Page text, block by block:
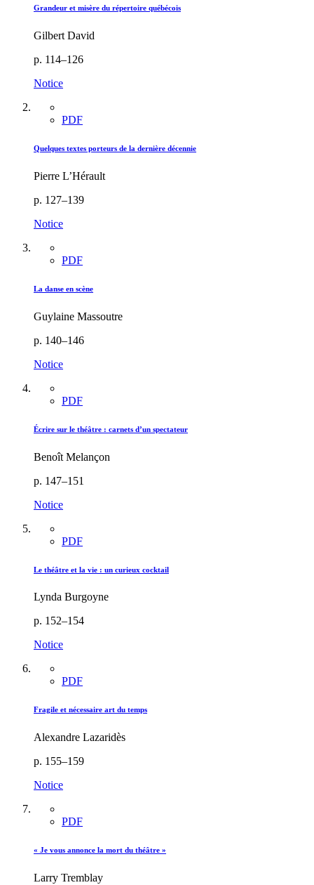
Grandeur et misère du répertoire québécois
Gilbert David
p. 114–126
Notice
PDF
Quelques textes porteurs de la dernière décennie
Pierre L’Hérault
p. 127–139
Notice
PDF
La danse en scène
Guylaine Massoutre
p. 140–146
Notice
PDF
Écrire sur le théâtre : carnets d’un spectateur
Benoît Melançon
p. 147–151
Notice
PDF
Le théâtre et la vie : un curieux cocktail
Lynda Burgoyne
p. 152–154
Notice
PDF
Fragile et nécessaire art du temps
Alexandre Lazaridès
p. 155–159
Notice
PDF
« Je vous annonce la mort du théâtre »
Larry Tremblay